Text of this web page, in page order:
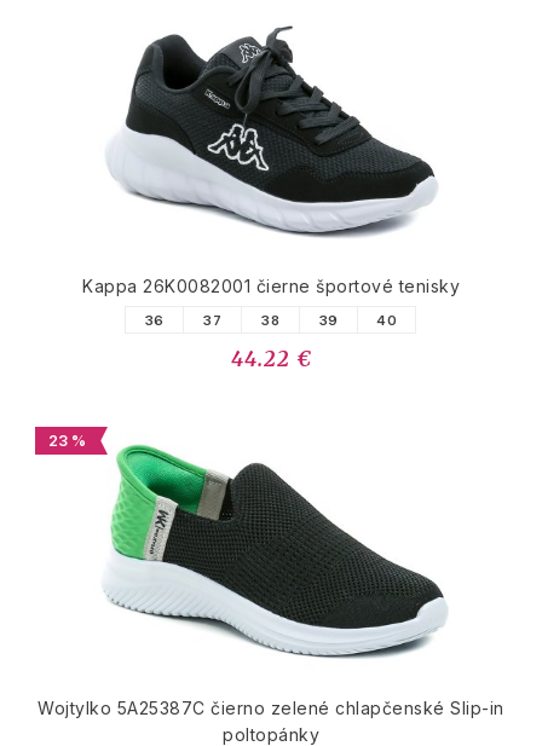
Kappa 26K0082001 čierne športové tenisky
36 37 38 39 40
44.22 €
23 %
Wojtylko 5A25387C čierno zelené chlapčenské Slip-in
poltopánky